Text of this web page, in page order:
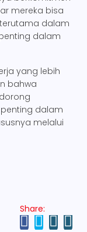
mereka bisa
dalam
dalam
yang lebih
bahwa
dalam
melalui
Share: